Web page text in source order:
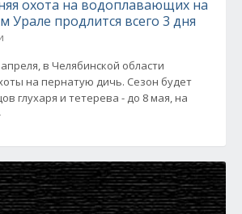
охота на водоплавающих на
продлится всего 3 дня
в Челябинской области
на пернатую дичь. Сезон будет
глухаря и тетерева - до 8 мая, на